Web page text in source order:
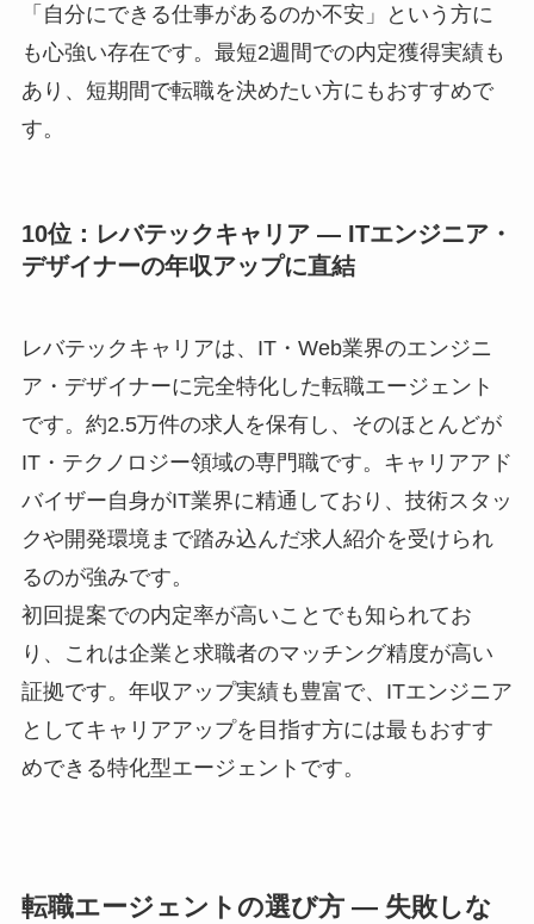
「自分にできる仕事があるのか不安」という方に
も心強い存在です。最短2週間での内定獲得実績も
あり、短期間で転職を決めたい方にもおすすめで
す。
10位：レバテックキャリア ― ITエンジニア・
デザイナーの年収アップに直結
レバテックキャリアは、IT・Web業界のエンジニ
ア・デザイナーに完全特化した転職エージェント
です。約2.5万件の求人を保有し、そのほとんどが
IT・テクノロジー領域の専門職です。キャリアアド
バイザー自身がIT業界に精通しており、技術スタッ
クや開発環境まで踏み込んだ求人紹介を受けられ
るのが強みです。
初回提案での内定率が高いことでも知られてお
り、これは企業と求職者のマッチング精度が高い
証拠です。年収アップ実績も豊富で、ITエンジニア
としてキャリアアップを目指す方には最もおすす
めできる特化型エージェントです。
転職エージェントの選び方 ― 失敗しな